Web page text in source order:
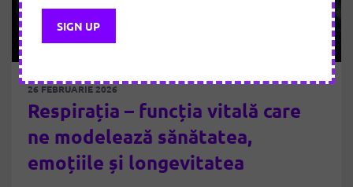
26 FEBRUARIE 2026
Respirația – funcția vitală care
ne modelează sănătatea,
emoțiile și longevitatea